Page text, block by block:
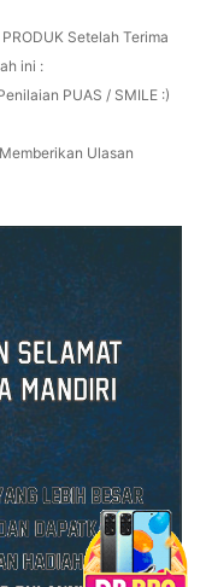
Setelah Terima
ini :
PUAS / SMILE :)
Ulasan